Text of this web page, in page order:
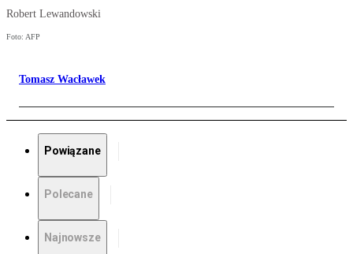
Robert Lewandowski
Foto: AFP
Tomasz Wacławek
Powiązane
Polecane
Najnowsze